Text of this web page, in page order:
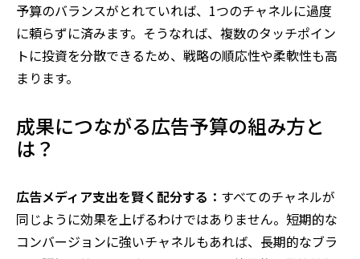
予算のバランスがとれていれば、1つのチャネルに過度
に頼らずに済みます。そうなれば、複数のタッチポイン
トに投資を分散できるため、戦略の順応性や柔軟性も高
まります。
成果につながる広告予算の組み方と
は？
広告メディア支出を賢く配分する： すべてのチャネルが
同じように効果を上げるわけではありません。短期的な
コンバージョンに強いチャネルもあれば、長期的なブラ